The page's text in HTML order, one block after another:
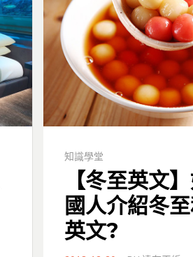
知識學堂
【冬至英文
國人介紹冬
英文?